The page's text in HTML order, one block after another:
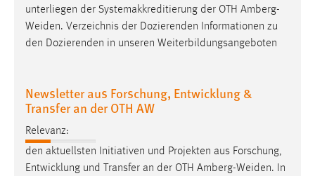
unterliegen der Systemakkreditierung der OTH Amberg-
Weiden. Verzeichnis der Dozierenden Informationen zu
den Dozierenden in unseren Weiterbildungsangeboten
Newsletter aus Forschung, Entwicklung &
Transfer an der OTH AW
Relevanz:
den aktuellsten Initiativen und Projekten aus Forschung,
Entwicklung und Transfer an der OTH Amberg-Weiden. In